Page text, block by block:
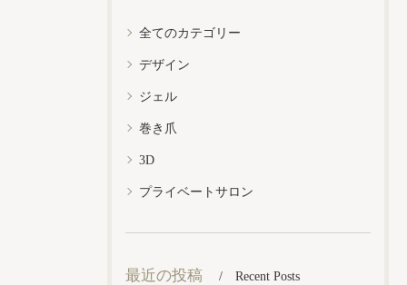
全てのカテゴリー
デザイン
ジェル
巻き爪
3D
プライベートサロン
最近の投稿 Recent Posts